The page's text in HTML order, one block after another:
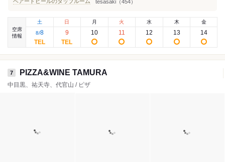
tesasaki（454）
空席
情報
土
8/8
日
9
月
10
火
11
水
12
木
13
金
14
7 PIZZA&WINE TAMURA
中目黒、祐天寺、代官山 / ピザ